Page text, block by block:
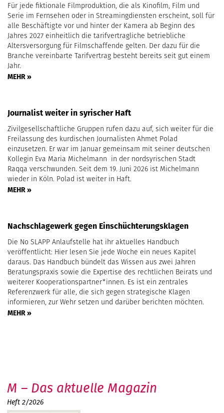
Für jede fiktionale Filmproduktion, die als Kinofilm, Film und
Serie im Fernsehen oder in Streamingdiensten erscheint, soll für
alle Beschäftigte vor und hinter der Kamera ab Beginn des
Jahres 2027 einheitlich die tarifvertragliche betriebliche
Altersversorgung für Filmschaffende gelten. Der dazu für die
Branche vereinbarte Tarifvertrag besteht bereits seit gut einem
Jahr.
MEHR »
Journalist weiter in syrischer Haft
Zivilgesellschaftliche Gruppen rufen dazu auf, sich weiter für die
Freilassung des kurdischen Journalisten Ahmet Polad
einzusetzen. Er war im Januar gemeinsam mit seiner deutschen
Kollegin Eva Maria Michelmann in der nordsyrischen Stadt
Raqqa verschwunden. Seit dem 19. Juni 2026 ist Michelmann
wieder in Köln. Polad ist weiter in Haft.
MEHR »
Nachschlagewerk gegen Einschüchterungsklagen
Die No SLAPP Anlaufstelle hat ihr aktuelles Handbuch
veröffentlicht: Hier lesen Sie jede Woche ein neues Kapitel
daraus. Das Handbuch bündelt das Wissen aus zwei Jahren
Beratungspraxis sowie die Expertise des rechtlichen Beirats und
weiterer Kooperationspartner*innen. Es ist ein zentrales
Referenzwerk für alle, die sich gegen strategische Klagen
informieren, zur Wehr setzen und darüber berichten möchten.
MEHR »
M – Das aktuelle Magazin
Heft 2/2026